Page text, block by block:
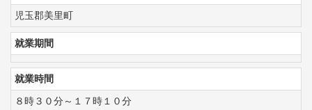
児玉郡美里町
就業期間
就業時間
８時３０分～１７時１０分